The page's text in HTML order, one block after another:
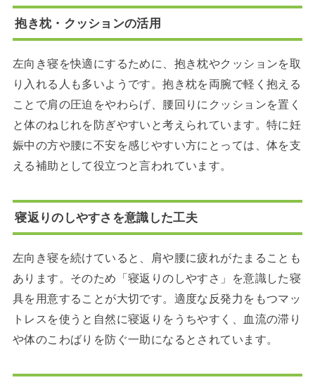
抱き枕・クッションの活用
左向き寝を快適にするために、抱き枕やクッションを取
り入れる人も多いようです。抱き枕を両腕で軽く抱える
ことで肩の圧迫をやわらげ、腰回りにクッションを置く
と体のねじれを防ぎやすいと考えられています。特に妊
娠中の方や腰に不安を感じやすい方にとっては、体を支
える補助として役立つと言われています。
寝返りのしやすさを意識した工夫
左向き寝を続けていると、肩や腰に疲れがたまることも
あります。そのため「寝返りのしやすさ」を意識した寝
具を用意することが大切です。適度な反発力をもつマッ
トレスを使うと自然に寝返りをうちやすく、血流の滞り
や体のこわばりを防ぐ一助になるとされています。